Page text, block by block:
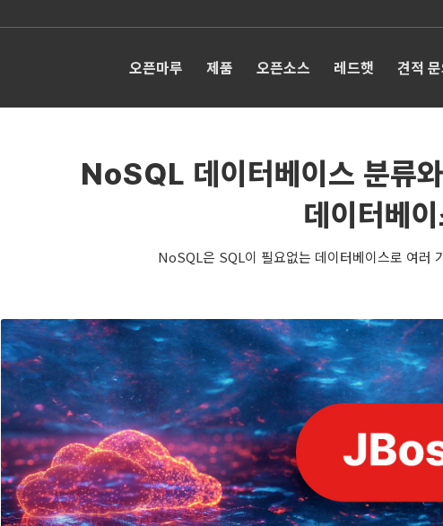
오픈마루 제품 오픈소스 레드햇 견적
NoSQL 데이터베이스 분류
데이터베
NoSQL은 SQL이 필요없는 데이터베이스로 여러